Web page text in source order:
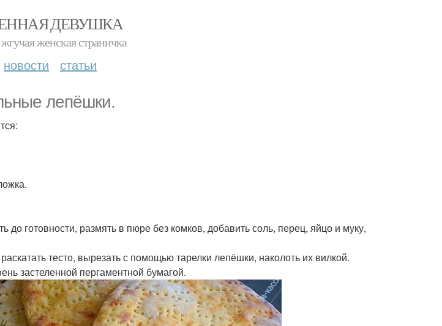
ДЕВУШКА
женская страничка
новости статьи
лепёшки.
до готовности, размять в пюре без комков, добавить соль, перец, яйцо и муку,
тесто, вырезать с помощью тарелки лепёшки, наколоть их вилкой.
застеленной пергаментной бумагой.